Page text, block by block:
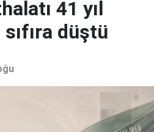
41 yıl
düştü